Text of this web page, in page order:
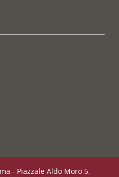
- Piazzale Aldo Moro 5,